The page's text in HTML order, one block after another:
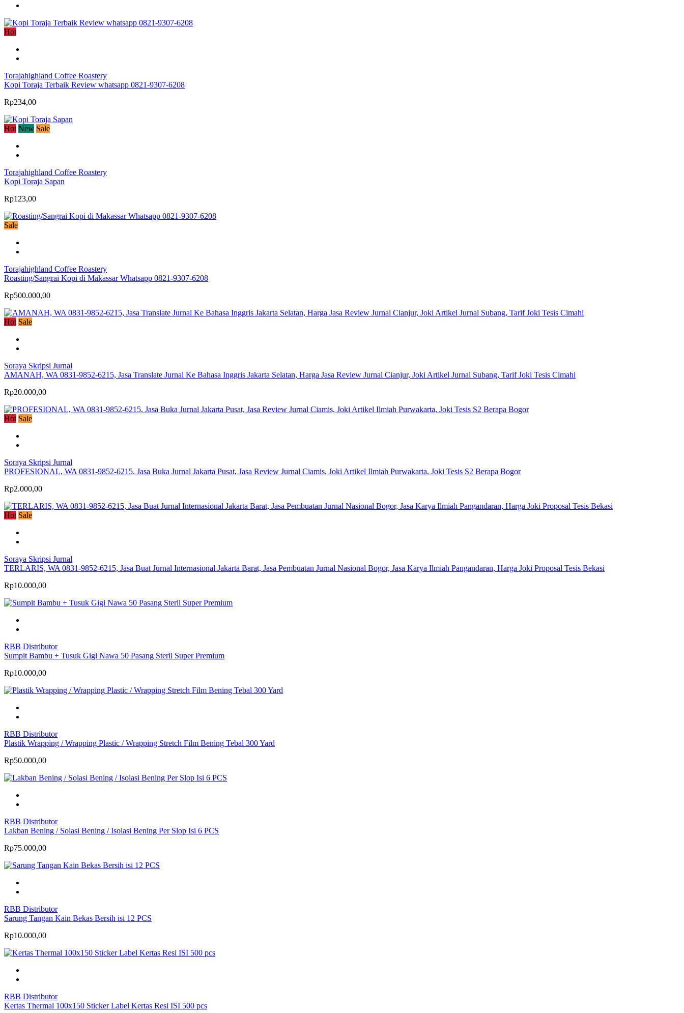
Hot
Torajahighland Coffee Roastery
Kopi Toraja Terbaik Review whatsapp 0821-9307-6208
Rp234,00
Hot New Sale
Torajahighland Coffee Roastery
Kopi Toraja Sapan
Rp123,00
Sale
Torajahighland Coffee Roastery
Roasting/Sangrai Kopi di Makassar Whatsapp 0821-9307-6208
Rp500.000,00
Hot Sale
Soraya Skripsi Jurnal
AMANAH, WA 0831-9852-6215, Jasa Translate Jurnal Ke Bahasa Inggris Jakarta Selatan, Harga Jasa Review Jurnal Cianjur, Joki Artikel Jurnal Subang, Tarif Joki Tesis Cimahi
Rp20.000,00
Hot Sale
Soraya Skripsi Jurnal
PROFESIONAL, WA 0831-9852-6215, Jasa Buka Jurnal Jakarta Pusat, Jasa Review Jurnal Ciamis, Joki Artikel Ilmiah Purwakarta, Joki Tesis S2 Berapa Bogor
Rp2.000,00
Hot Sale
Soraya Skripsi Jurnal
TERLARIS, WA 0831-9852-6215, Jasa Buat Jurnal Internasional Jakarta Barat, Jasa Pembuatan Jurnal Nasional Bogor, Jasa Karya Ilmiah Pangandaran, Harga Joki Proposal Tesis Bekasi
Rp10.000,00
RBB Distributor
Sumpit Bambu + Tusuk Gigi Nawa 50 Pasang Steril Super Premium
Rp10.000,00
RBB Distributor
Plastik Wrapping / Wrapping Plastic / Wrapping Stretch Film Bening Tebal 300 Yard
Rp50.000,00
RBB Distributor
Lakban Bening / Solasi Bening / Isolasi Bening Per Slop Isi 6 PCS
Rp75.000,00
RBB Distributor
Sarung Tangan Kain Bekas Bersih isi 12 PCS
Rp10.000,00
RBB Distributor
Kertas Thermal 100x150 Sticker Label Kertas Resi ISI 500 pcs